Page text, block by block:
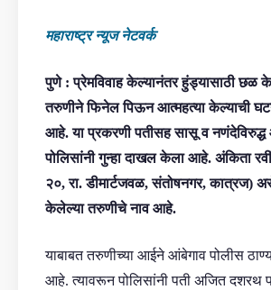
महाराष्ट्र न्यूज नेटवर्क
पुणे : प्रेमविवाह केल्यानंतर हुंड्यासाठी छळ
तरुणीने फिनेल पिऊन आत्महत्या केल्याची
आहे. या प्रकरणी पतीसह सासू व नणंदेविरुद्ध
पोलिसांनी गुन्हा दाखल केला आहे. अंकिता
२०, रा. डीमार्टजवळ, संतोषनगर, कात्रज)
केलेल्या तरुणीचे नाव आहे.
याबाबत तरुणीच्या आईने आंबेगाव पोलीस
आहे. त्यावरून पोलिसांनी पती अजित दशरथ